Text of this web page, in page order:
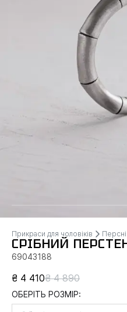
Прикраси для чоловіків Персні
СРІБНИЙ
69043188
₴ 4 410₴ 4 890
ОБЕРІТЬ РОЗМІР: